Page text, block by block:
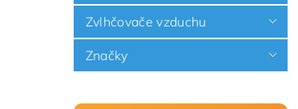
Zvlhčovače vzduchu
Značky